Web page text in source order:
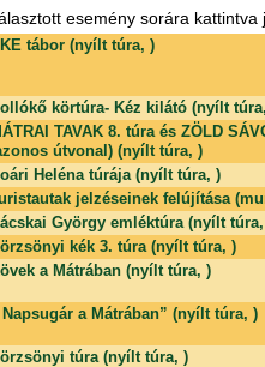
esemény sorára kattintva
tábor (nyílt túra, )
körtúra- Kéz kilátó (nyílt
TAVAK 8. túra és ZÖLD
útvonal) (nyílt túra, )
Heléna túrája (nyílt túra, )
jelzéseinek felújítása
György emléktúra (nyílt
kék 3. túra (nyílt túra, )
a Mátrában (nyílt túra, )
Napsugár a Mátrában” (nyílt túra, )
túra (nyílt túra, )